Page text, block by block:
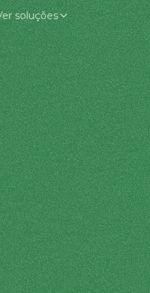
soluções